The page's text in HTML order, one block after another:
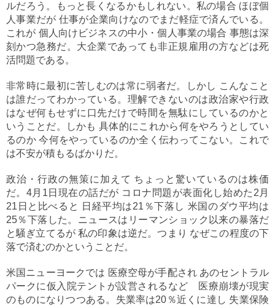
ルだろう。もっと長くなるかもしれない。私の場合 ほぼ個
人事業だが 仕事が企業向けなのでまだ軽症で済んでいる。
これが 個人向けビジネスの中小・個人事業の場合 事態は深
刻かつ急務だ。大企業であっても非正規雇用の方などは死
活問題である。
非常時に最初に苦しむのは常に弱者だ。しかし こんなこと
は誰だってわかっている。理解できないのは政治家や行政
はなぜ何もせずに口先だけで時間を無駄にしているのかと
いうことだ。しかも 具体的にこれから何をやろうとしてい
るのか 今何をやっているのか全く伝わってこない。これで
は不安が積もるばかりだ。
政治・行政の無策に加えて ちょっと驚いているのは株価
だ。4月1日現在の話だが コロナ問題が表面化し始めた2月
21日と比べると 日経平均は21％下落し 米国のダウ平均は
25％下落した。ニュースはリーマンショック以来の暴落だ
と騒ぎ立てるが 私の印象は逆だ。つまり なぜこの程度の下
落で済むのかということだ。
米国ニューヨークでは 医療空母が手配され あのセントラル
パークに仮入院テントが設営されるなど 医療崩壊が現実
のものになりつつある。失業率は20％近くに達し 失業保険